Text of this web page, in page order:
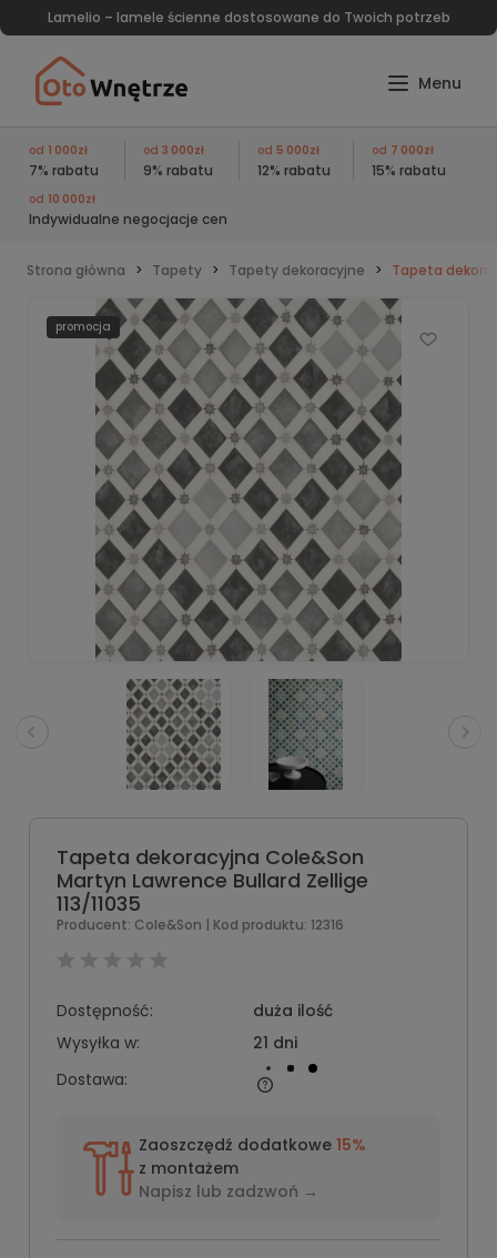
Lamelio – lamele ścienne dostosowane do Twoich potrzeb
od 1 000zł
7% rabatu
od 3 000zł
9% rabatu
od 5 000zł
12% rabatu
od 7 000zł
15% rabatu
od 10 000zł
Indywidualne negocjacje cen
Strona główna Tapety Tapety dekoracyjne Tapeta
promocja
Tapeta dekoracyjna Cole&Son
Martyn Lawrence Bullard Zellige
113/11035
Producent: Cole&Son | Kod produktu: 12316
Dostępność:
duża ilość
Wysyłka w:
21 dni
Dostawa:
Zaoszczędź dodatkowe 15%
z montażem
Napisz lub zadzwoń →